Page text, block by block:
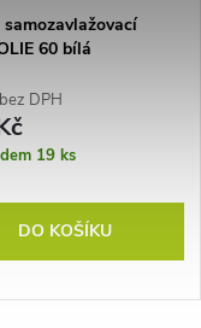
60 bílá
DPH
19 ks
DO KOŠÍKU